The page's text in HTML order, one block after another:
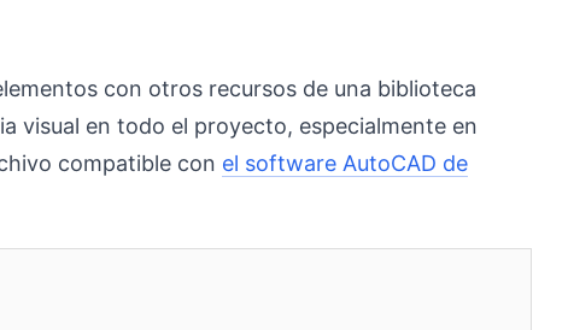
con otros recursos de una biblioteca
visual en todo el proyecto, especialmente en
compatible con el software AutoCAD de